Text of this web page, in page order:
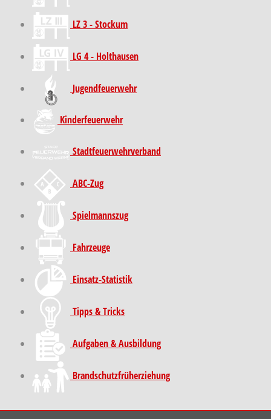
LZ 3 - Stockum
LG 4 - Holthausen
Jugendfeuerwehr
Kinder­feuer­wehr
Stadt­feuer­wehr­verband
ABC-Zug
Spielmannszug
Fahrzeuge
Einsatz-Statistik
Tipps & Tricks
Aufgaben & Ausbildung
Brand­schutz­früh­erziehung